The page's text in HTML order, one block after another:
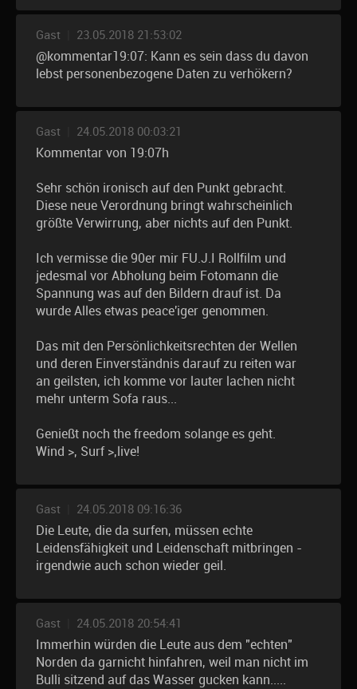
Gast 23.05.2018 21:53:02
@kommentar19:07: Kann es sein dass du davon
lebst personenbezogene Daten zu verhökern?
Gast 24.05.2018 00:03:21
Kommentar von 19:07h
Sehr schön ironisch auf den Punkt gebracht.
Diese neue Verordnung bringt wahrscheinlich
größte Verwirrung, aber nichts auf den Punkt.
Ich vermisse die 90er mir FU.J.I Rollfilm und
jedesmal vor Abholung beim Fotomann die
Spannung was auf den Bildern drauf ist. Da
wurde Alles etwas peace'iger genommen.
Das mit den Persönlichkeitsrechten der Wellen
und deren Einverständnis darauf zu reiten war
an geilsten, ich komme vor lauter lachen nicht
mehr unterm Sofa raus...
Genießt noch the freedom solange es geht.
Wind >, Surf >,live!
Gast 24.05.2018 09:16:36
Die Leute, die da surfen, müssen echte
Leidensfähigkeit und Leidenschaft mitbringen -
irgendwie auch schon wieder geil.
Gast 24.05.2018 20:54:41
Immerhin würden die Leute aus dem "echten"
Norden da garnicht hinfahren, weil man nicht im
Bulli sitzend auf das Wasser gucken kann.....